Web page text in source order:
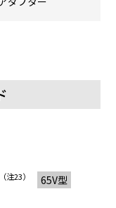
（注23） 65V型